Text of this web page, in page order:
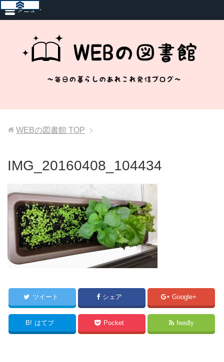
メニュー
WEBの図書館 TOP
IMG_20160408_104434
ツイート シェア Google+
B! はてブ Pocket feedly